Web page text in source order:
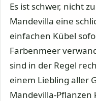
Es ist schwer, nicht
Mandevilla eine
einfachen Kübel
Farbenmeer
sind in der Regel
einem Liebling aller
Mandevilla-